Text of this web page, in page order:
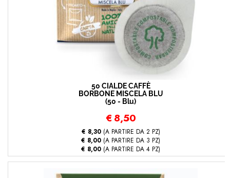
50 CIALDE CAFFÈ
BORBONE MISCELA BLU
(50 - Blu)
€ 8,50
€ 8,30(A PARTIRE DA 2 PZ)
€ 8,00 (A PARTIRE DA 3 PZ)
€ 8,00 (A PARTIRE DA 4 PZ)